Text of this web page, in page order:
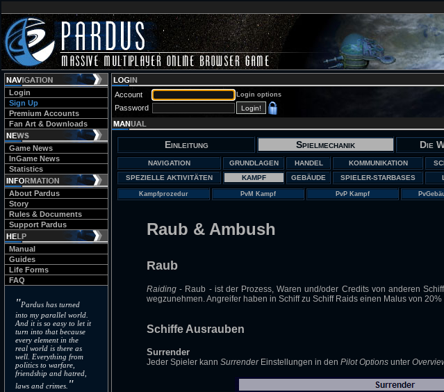
Login
Sign Up
Premium Accounts
Fan Art & Downloads
Game News
InGame News
Statistics
About Pardus
Story
Rules & Documents
Support Pardus
Manual
Guides
Life Forms
FAQ
"Pardus has turned
into my parallel world.
And it is so easy to let it
turn into that because
every element in the
real world is there as
well. Everything from
politics to warfare,
friendship and hatred,
laws and crimes. "
Account Login options
Password
Einleitung Spielmechanik Die
NAVIGATION GRUNDLAGEN HANDEL KOMMUNIKATION
SPEZIELLE AKTIVITÄTEN
KAMPF GEBÄUDE SPIELER-STARBASES
Kampfprozedur PvM Kampf PvP Kampf
Raub & Ambush
Raub
Raiding - Raub - ist der Prozess, Waren und/oder Credits von anderen
wegzunehmen. Angreifer haben in Schiff zu Schiff Raids einen Malus von
Schiffe Ausrauben
Surrender
Jeder Spieler kann SurrenderEinstellungen in den Pilot Options unter